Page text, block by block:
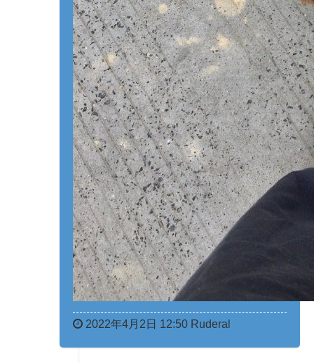
2022年4月2日 12:50 Ruderal